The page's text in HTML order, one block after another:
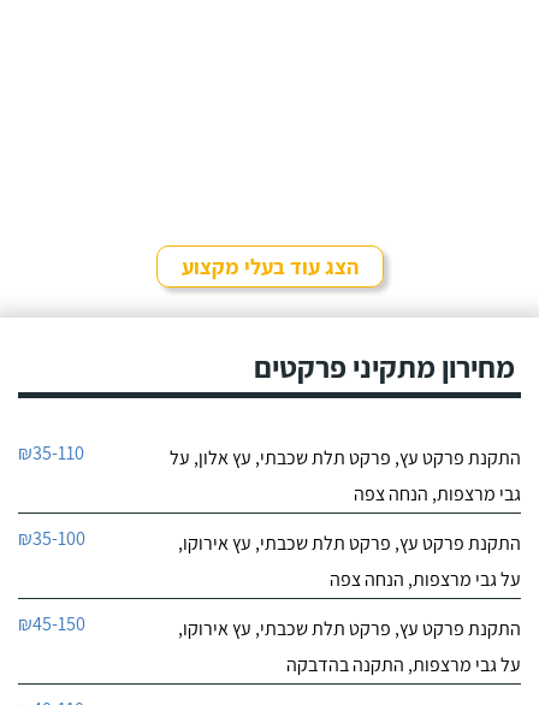
הצג עוד בעלי מקצוע
מחירון מתקיני פרקטים
התקנת פרקט עץ, פרקט תלת שכבתי, עץ אלון, על
גבי מרצפות, הנחה צפה
₪35-110
התקנת פרקט עץ, פרקט תלת שכבתי, עץ אירוקו,
על גבי מרצפות, הנחה צפה
₪35-100
התקנת פרקט עץ, פרקט תלת שכבתי, עץ אירוקו,
על גבי מרצפות, התקנה בהדבקה
₪45-150